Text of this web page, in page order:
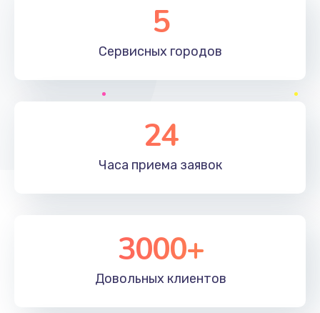
1190 руб.
Заказать
Заказать
Замена клавиатуры
1190 руб.
Замена корпуса
890 руб.
5
Сервисных городов
24
Часа приема заявок
3000+
Довольных клиентов